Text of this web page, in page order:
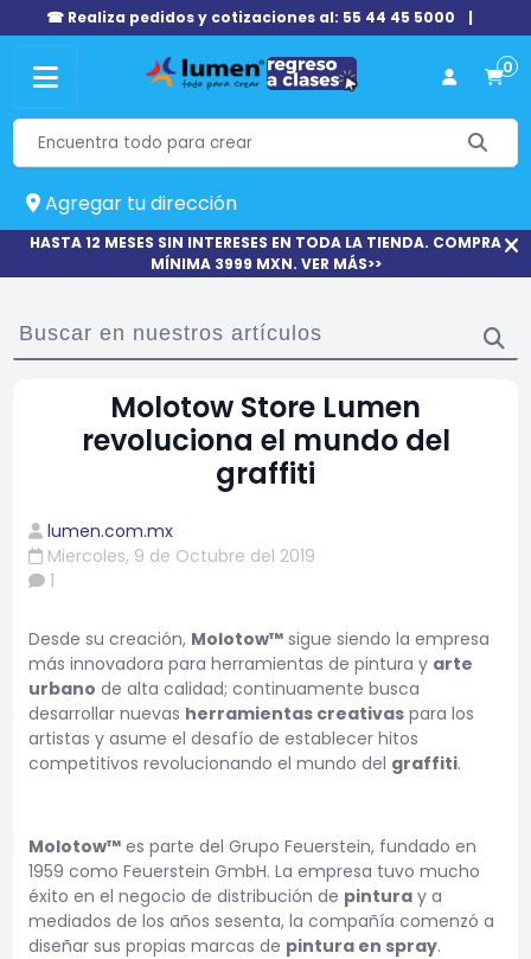
☎ Realiza pedidos y cotizaciones al: 55 44 45 5000 |
0
Agregar tu dirección
HASTA 12 MESES SIN INTERESES EN TODA LA TIENDA. COMPRA
MÍNIMA 3999 MXN. VER MÁS>>
Molotow Store Lumen
revoluciona el mundo del
graffiti
lumen.com.mx
Miercoles, 9 de Octubre del 2019
1
Desde su creación, Molotow™ sigue siendo la empresa
más innovadora para herramientas de pintura y arte
urbano de alta calidad; continuamente busca
desarrollar nuevas herramientas creativas para los
artistas y asume el desafío de establecer hitos
competitivos revolucionando el mundo del graffiti.
Molotow™ es parte del Grupo Feuerstein, fundado en
1959 como Feuerstein GmbH. La empresa tuvo mucho
éxito en el negocio de distribución de pintura y a
mediados de los años sesenta, la compañía comenzó a
diseñar sus propias marcas de pintura en spray.